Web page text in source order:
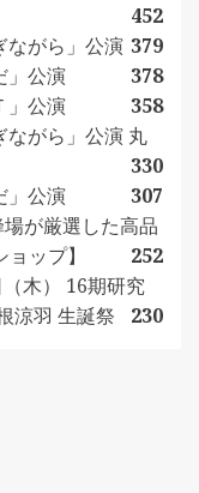
452
ながら」公演 379
」公演
378
」公演
358
ながら」公演 丸
330
」公演
307
が厳選した高品
ップ】
252
木） 16期研究
涼羽 生誕祭
230